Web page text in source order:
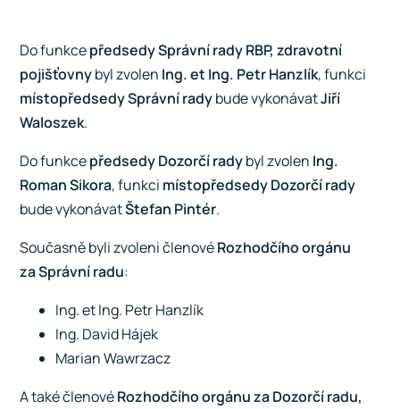
Do funkcepředsedy Správní rady RBP, zdravotní
pojišťovnybyl zvolen Ing. et Ing. Petr Hanzlík, funkci
místopředsedy Správní radybude vykonávatJiří
Waloszek.
Do funkcepředsedy Dozorčí radybyl zvolen Ing.
Roman Sikora, funkci místopředsedy Dozorčí rady
bude vykonávatŠtefan Pintér.
Současně byli zvoleni členovéRozhodčího orgánu
za Správní radu:
Ing. et Ing. Petr Hanzlík
Ing. David Hájek
Marian Wawrzacz
A také členovéRozhodčího orgánu za Dozorčí radu,